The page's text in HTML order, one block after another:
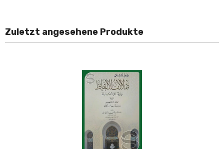
Zuletzt angesehene Produkte